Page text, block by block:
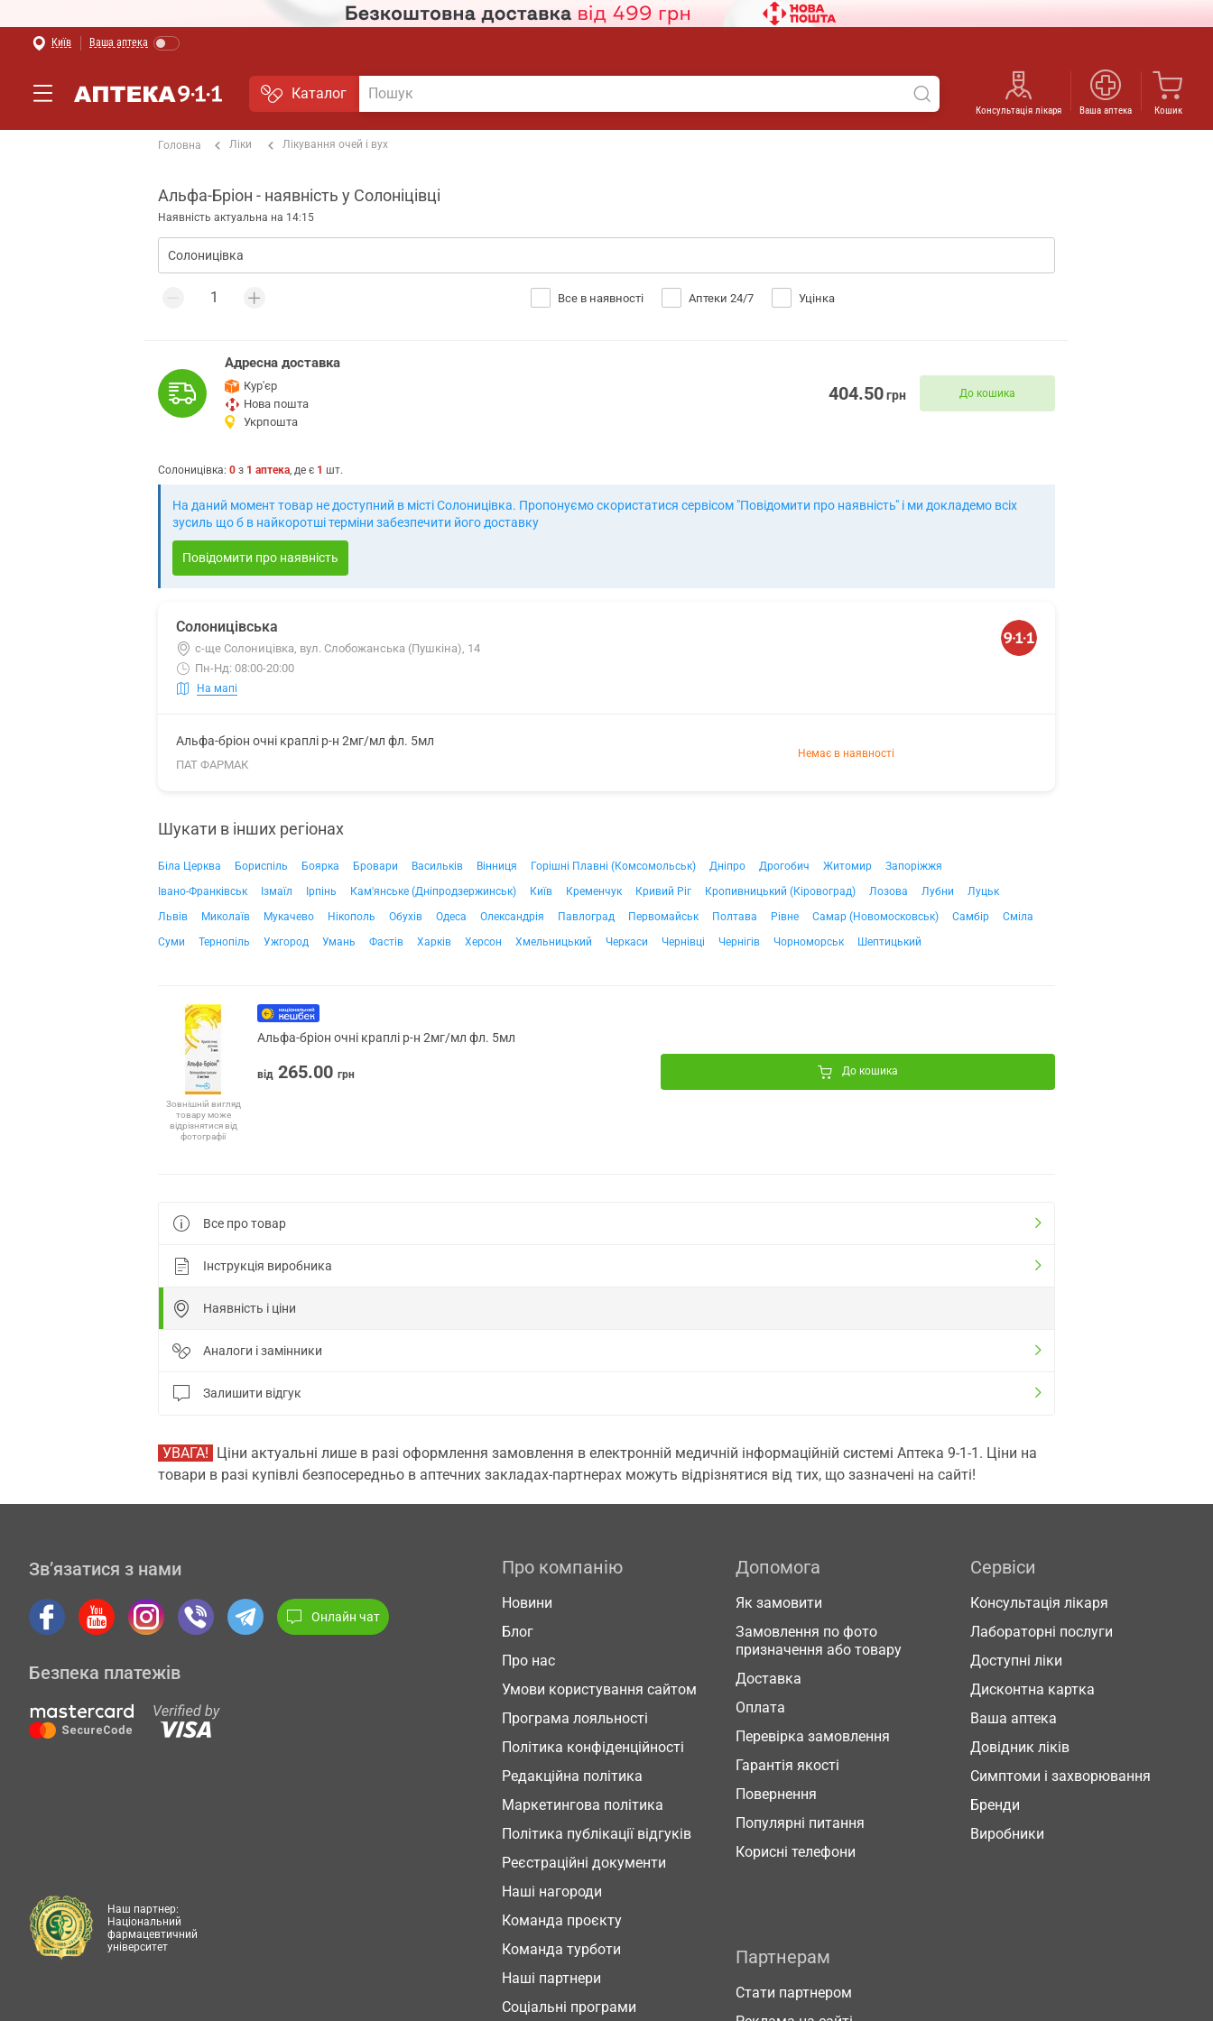
Київ Ваша аптека
Каталог
Консультація лікаря Ваша аптека Кошик
Головна Ліки Лікування очей і вух
Альфа-Бріон - наявність у Солоніцівці
Наявність актуальна на 14:15
Все в наявності Аптеки 24/7 Уцінка
Адресна доставка
Кур'єр
Нова пошта
Укрпошта
404.50грн До кошика
Солоницівка: 0 з 1 аптека, де є 1 шт.
На даний момент товар не доступний в місті Солоницівка. Пропонуємо скористатися сервісом "Повідомити про наявність" і ми докладемо всіх
зусиль що б в найкоротші терміни забезпечити його доставку
Повідомити про наявність
Солоницівська
с-ще Солоницівка, вул. Слобожанська (Пушкіна), 14
Пн-Нд: 08:00-20:00
На мапі
Альфа-бріон очні краплі р-н 2мг/мл фл. 5мл
ПАТ ФАРМАК
Немає в наявності
Шукати в інших регіонах
Біла Церква Бориспіль Боярка Бровари Васильків Вінниця Горішні Плавні (Комсомольськ) Дніпро Дрогобич Житомир
Запоріжжя
Івано-Франківськ
Ізмаїл Ірпінь Кам'янське (Дніпродзержинськ) Київ Кременчук Кривий Ріг Кропивницький (Кіровоград) Лозова Лубни
Луцьк
Львів
Миколаїв Мукачево Нікополь Обухів Одеса Олександрія Павлоград Первомайськ Полтава Рівне Самар (Новомосковськ) Самбір
Сміла
Суми
Тернопіль Ужгород Умань Фастів Харків Херсон Хмельницький Черкаси Чернівці Чернігів Чорноморськ Шептицький
Зовнішній вигляд
товару може
відрізнятися від
фотографії
Альфа-бріон очні краплі р-н 2мг/мл фл. 5мл
від 265.00 грн До кошика
Все про товар
Інструкція виробника
Наявність і ціни
Аналоги і замінники
Залишити відгук
УВАГА! Ціни актуальні лише в разі оформлення замовлення в електронній медичній інформаційній системі Аптека 9-1-1. Ціни на
товари в разі купівлі безпосередньо в аптечних закладах-партнерах можуть відрізнятися від тих, що зазначені на сайті!
Зв’язатися з нами
Онлайн чат
Безпека платежів
Про компанію
Новини
Блог
Про нас
Умови користування сайтом
Програма лояльності
Політика конфіденційності
Редакційна політика
Маркетингова політика
Політика публікації відгуків
Реєстраційні документи
Наші нагороди
Команда проєкту
Команда турботи
Наші партнери
Соціальні програми
Допомога
Як замовити
Замовлення по фото
призначення або товару
Доставка
Оплата
Перевірка замовлення
Гарантія якості
Повернення
Популярні питання
Корисні телефони
Сервіси
Консультація лікаря
Лабораторні послуги
Доступні ліки
Дисконтна картка
Ваша аптека
Довідник ліків
Симптоми і захворювання
Бренди
Виробники
Партнерам
Стати партнером
Наш партнер:
Національний
фармацевтичний
університет